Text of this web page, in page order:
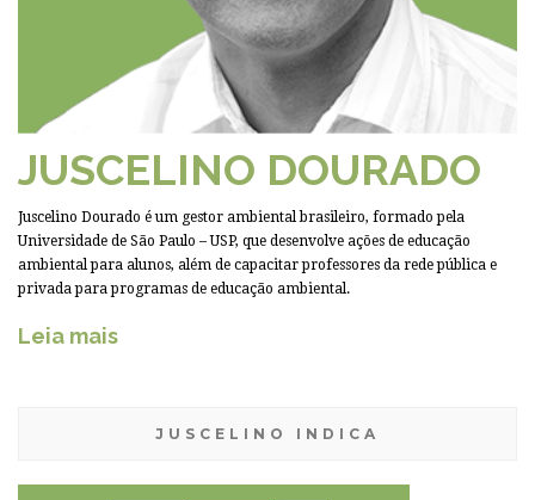
JUSCELINO DOURADO
Juscelino Dourado é um gestor ambiental brasileiro, formado pela
Universidade de São Paulo – USP, que desenvolve ações de educação
ambiental para alunos, além de capacitar professores da rede pública e
privada para programas de educação ambiental.
Leia mais
JUSCELINO INDICA